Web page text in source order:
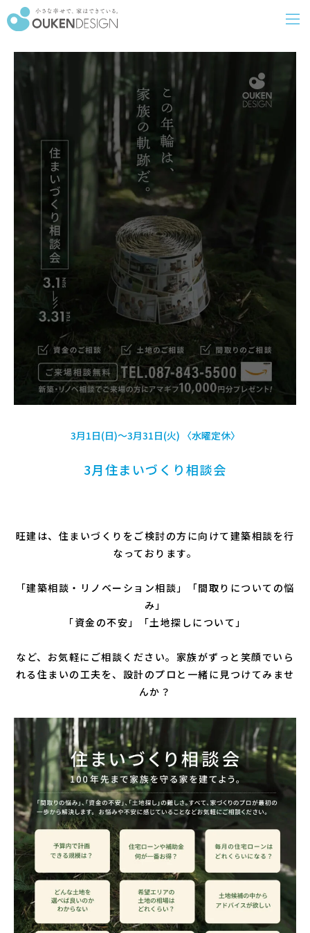
3月1日(日)～3月31日(火) 〈水曜定休〉
3月住まいづくり相談会
旺建は、住まいづくりをご検討の方に向けて建築相談を行
なっております。
「建築相談・リノベーション相談」
「間取りについての悩
み」
「資金の不安」
「土地探しについて」
など、 お気軽にご相談ください。家族がずっと笑顔でいら
れる住まいの工夫を、設計のプロと一緒に見つけてみませ
んか？